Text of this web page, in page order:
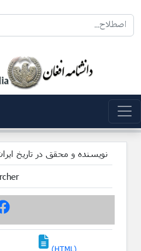
نویسنده و محقق در تاریخ
(HTML)